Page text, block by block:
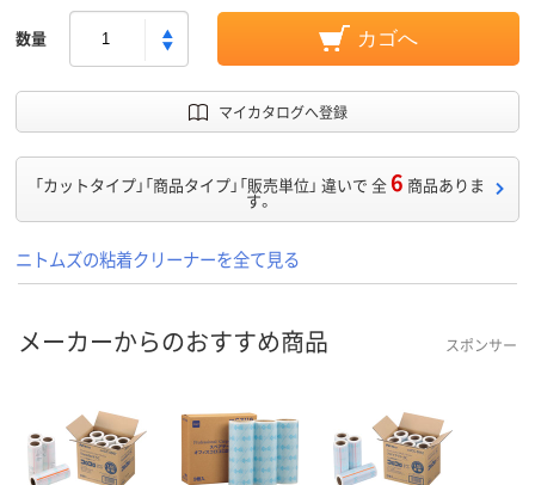
数量 カゴへ
マイカタログへ登録
「カットタイプ」「商品タイプ」「販売単位」 違いで 全6 商品ありま
す。
ニトムズの粘着クリーナーを全て見る
メーカーからのおすすめ商品 スポンサー